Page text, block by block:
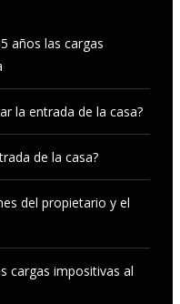
e
I
años las cargas
la entrada de la casa?
de la casa?
del propietario y el
cargas impositivas al